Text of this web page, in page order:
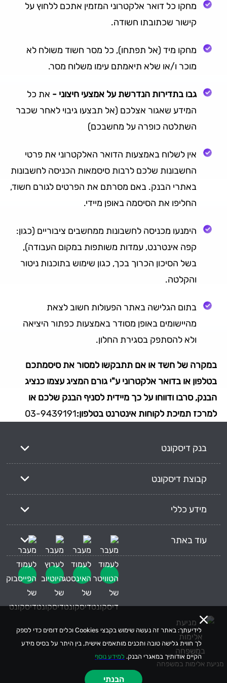
לידיעתך: באתר זה נעשה שימוש בקבצי Cookies וכלים דומים כדי לספק
לך חווית גלישה טובה ותכנים מותאמים אישית, בין היתר על בסיס מידע
הקיים אודותיך במאגרי הבנק. למידע נוסף
הבנתי
מחקו כל דואר אלקטרוני המזמין אתכם ללחוץ על
קישור שכתובתו חשודה.
מחקו מיד (אל תפתחו), כל מסר חשוד משולח לא
מוכר ו/או שלא תיאמתם עימו משלוח מסר.
גבו בתדירות הנדרשת על אמצעי חיצוני - את כל
המידע שאגור אצלכם (אל תבצעו גיבוי לאחר שכבר
השתלטה כופרה על מחשבכם)
אין לשלוח באמצעות הדואר האלקטרוני את פרטי
החשבונות שלכם לרבות סיסמאות הכניסה לחשבונות
באתרי הבנק. באם מסרתם את הפרטים לגורם חשוד,
החליפו את הסיסמה באופן מיידי.
הימנעו מכניסה לחשבונות ממחשבים ציבוריים (כגון:
קפה אינטרנט, עמדות משותפות במקום העבודה),
בשל הסיכון הכרוך בכך, כגון שימוש בתוכנות ניטור
והקלטה.
בתום הגלישה באתר הפעולות חשוב לצאת
מהיישומים באופן מסודר באמצעות כפתור היציאה
ולא להסתפק בסגירת החלון.
במקרה של חשד או אם תתבקשו למסור את סיסמתכם
בטלפון או בדואר אלקטרוני ע"י גורם המציג עצמו כנציג
הבנק, סרבו ודווחו על כך מיידית לסניף הבנק שלכם או
למרכז תמיכת לקוחות אינטרנט בטלפון:03-9439191
בנק דיסקונט
קבוצת דיסקונט
מידע כללי
עוד באתר
מניעת אלימות במשפחה